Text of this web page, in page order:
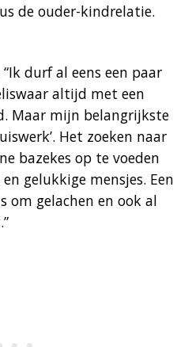
de ouder-kindrelatie.
durf al eens een paar
altijd met een
Maar mijn belangrijkste
Het zoeken naar
bazekes op te voeden
gelukkige mensjes. Een
om gelachen en ook al